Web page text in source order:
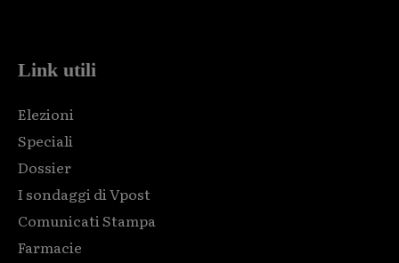
Link utili
Elezioni
Speciali
Dossier
I sondaggi di Vpost
Comunicati Stampa
Farmacie